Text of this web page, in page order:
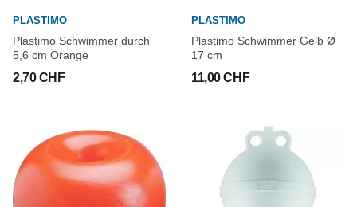
PLASTIMO
Plastimo Schwimmer durch
5,6 cm Orange
2,70 CHF
PLASTIMO
Plastimo Schwimmer Gelb Ø
17 cm
11,00 CHF